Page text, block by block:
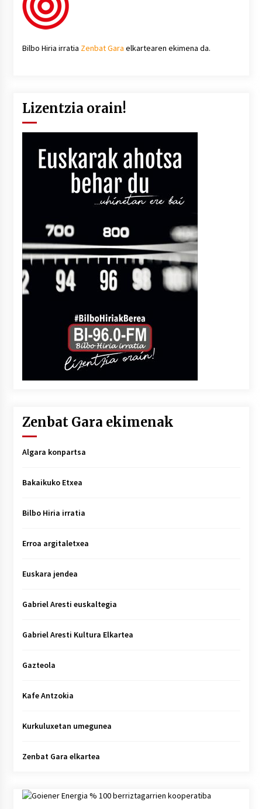
Bilbo Hiria irratia Zenbat Gara elkartearen ekimena da.
Lizentzia orain!
Zenbat Gara ekimenak
Algara konpartsa
Bakaikuko Etxea
Bilbo Hiria irratia
Erroa argitaletxea
Euskara jendea
Gabriel Aresti euskaltegia
Gabriel Aresti Kultura Elkartea
Gazteola
Kafe Antzokia
Kurkuluxetan umegunea
Zenbat Gara elkartea